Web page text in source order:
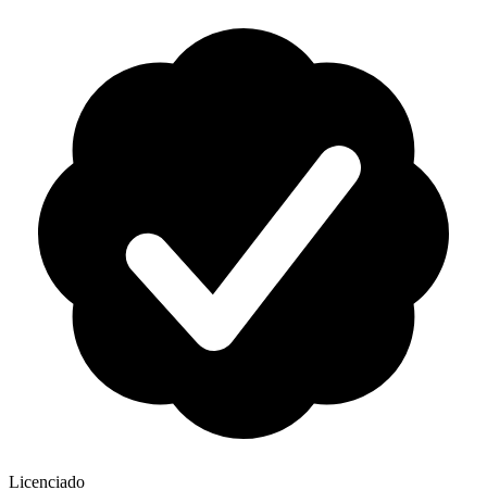
Licenciado